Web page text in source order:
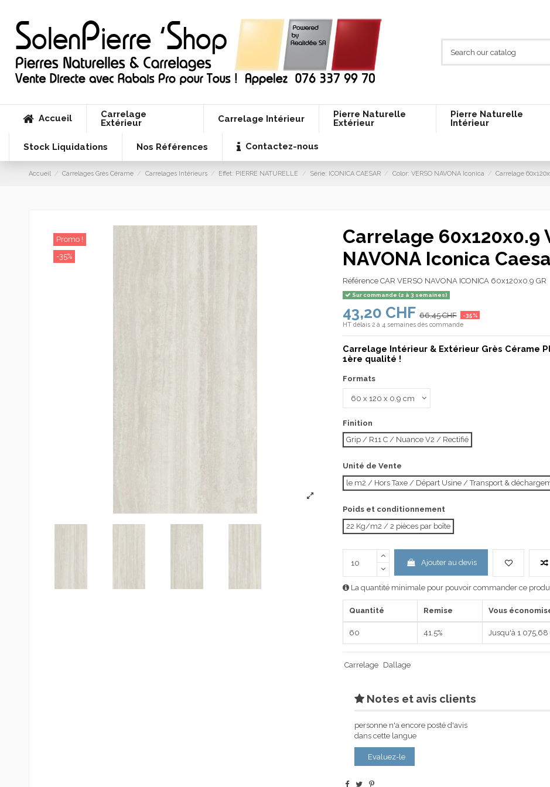
Accueil
Carrelage
Extérieur
Carrelage Intérieur
Pierre Naturelle
Extérieur
Pierre Naturelle
Intérieur
Stock Liquidations
Nos Références Contactez-nous
Accueil Carrelages Grès Cérame Carrelages Intérieurs Effet: PIERRE NATURELLE Série: ICONICA CAESAR Color: VERSO NAVONA Iconica Carrelage
Promo !
-35%
Carrelage 60x120x0.9
NAVONA Iconica
Référence CAR VERSO NAVONA ICONICA 60x120x0.9 GR
Sur commande (2 à 3 semaines)
43,20 CHF 66,45 CHF -35%
HTdélais 2 à 4 semaines dès commande
Carrelage Intérieur & Extérieur Grès Cérame
1ère qualité !
Formats
Finition
Grip / R11 C / Nuance V2 / Rectifié
Unité de Vente
le m2 / Hors Taxe / Départ Usine / Transport &
Poids et conditionnement
22 Kg/m2 / 2 pièces par boîte
Ajouter au devis
La quantité minimale pour pouvoir commander ce
Quantité Remise Vous
60 41.5% Jusqu'à 1 075,68
Carrelage Dallage
Notes et avis clients
personne n'a encore posté d'avis
dans cette langue
Evaluez-le